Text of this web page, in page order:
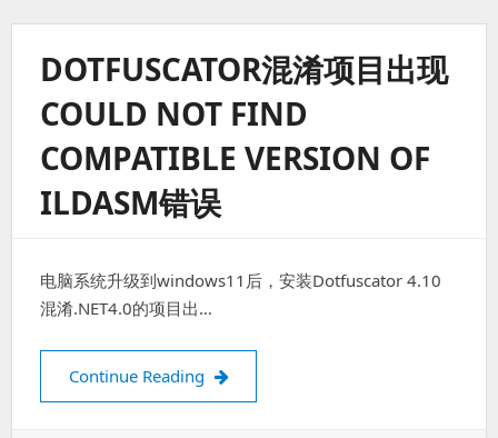
DOTFUSCATOR混淆项目出现
COULD NOT FIND
COMPATIBLE VERSION OF
ILDASM错误
电脑系统升级到windows11后，安装Dotfuscator 4.10
混淆.NET4.0的项目出…
Continue Reading Dotfuscator混淆项目出现Could not